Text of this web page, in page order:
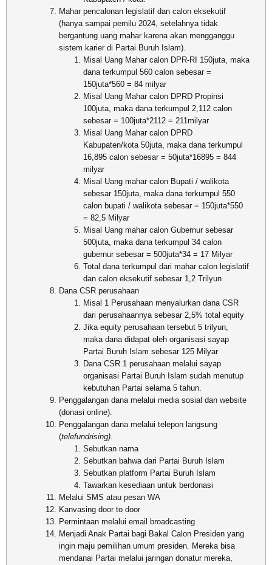
Mahar pencalonan legislatif dan calon eksekutif
(hanya sampai pemilu 2024, setelahnya tidak
bergantung uang mahar karena akan mengganggu
sistem karier di Partai Buruh Islam).
Misal Uang Mahar calon DPR-RI 150juta, maka
dana terkumpul 560 calon sebesar =
150juta*560 = 84 milyar
Misal Uang Mahar calon DPRD Propinsi
100juta, maka dana terkumpul 2,112 calon
sebesar = 100juta*2112 = 211milyar
Misal Uang Mahar calon DPRD
Kabupaten/kota 50juta, maka dana terkumpul
16,895 calon sebesar = 50juta*16895 = 844
milyar
Misal Uang mahar calon Bupati / walikota
sebesar 150juta, maka dana terkumpul 550
calon bupati / walikota sebesar = 150juta*550
= 82,5 Milyar
Misal Uang mahar calon Gubernur sebesar
500juta, maka dana terkumpul 34 calon
gubernur sebesar = 500juta*34 = 17 Milyar
Total dana terkumpul dari mahar calon legislatif
dan calon eksekutif sebesar 1,2 Trilyun
Dana CSR perusahaan
Misal 1 Perusahaan menyalurkan dana CSR
dari perusahaannya sebesar 2,5% total equity
Jika equity perusahaan tersebut 5 trilyun,
maka dana didapat oleh organisasi sayap
Partai Buruh Islam sebesar 125 Milyar
Dana CSR 1 perusahaan melalui sayap
organisasi Partai Buruh Islam sudah menutup
kebutuhan Partai selama 5 tahun.
Penggalangan dana melalui media sosial dan website
(donasi online).
Penggalangan dana melalui telepon langsung
(telefundrising).
Sebutkan nama
Sebutkan bahwa dari Partai Buruh Islam
Sebutkan platform Partai Buruh Islam
Tawarkan kesediaan untuk berdonasi
Melalui SMS atau pesan WA
Kanvasing door to door
Permintaan melalui email broadcasting
Menjadi Anak Partai bagi Bakal Calon Presiden yang
ingin maju pemilihan umum presiden. Mereka bisa
mendanai Partai melalui jaringan donatur mereka,